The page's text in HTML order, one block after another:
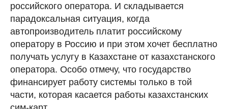
российского оператора. И складывается
парадоксальная ситуация, когда
автопроизводитель платит российскому
оператору в Россию и при этом хочет бесплатно
получать услугу в Казахстане от казахстанского
оператора. Особо отмечу, что государство
финансирует работу системы только в той
части, которая касается работы казахстанских